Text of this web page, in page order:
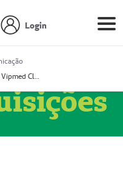
Login
Prestador: Vipmed Clínica Geral Ltda, 51004349-0 (Nome Fantasia: Policlínica Master)